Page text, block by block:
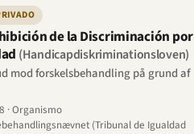
de la Discriminación por
(Handicapdiskriminationsloven)
mod forskelsbehandling på grund af
· Organismo
(Tribunal de Igualdad